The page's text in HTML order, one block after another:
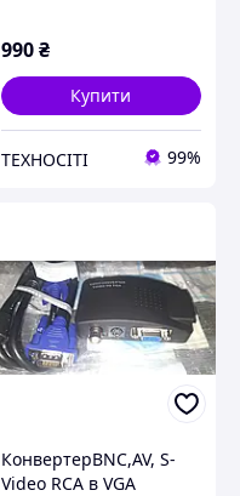
990₴
Купити
ТЕХНОСІТІ 99%
КонвертерBNC,AV, S-
Video RCA в VGA